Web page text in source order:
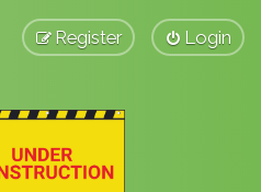
Login
Register